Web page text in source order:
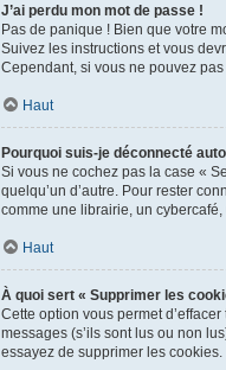
J’ai perdu mon mot de passe !
Pas de panique ! Bien que votre
Suivez les instructions et vous
Cependant, si vous ne pouvez
Haut
Pourquoi suis-je déconnecté
Si vous ne cochez pas la case «
quelqu’un d’autre. Pour rester
comme une librairie, un
Haut
À quoi sert « Supprimer les
Cette option vous permet
messages (s’ils sont lus ou non
essayez de supprimer les cookies.